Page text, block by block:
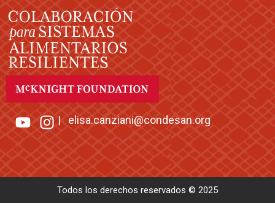
|elisa.canziani@condesan.org
Todos los derechos reservados © 2025